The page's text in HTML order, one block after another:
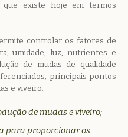
que existe hoje em termos
controlar os fatores de
umidade, luz, nutrientes e
de mudas de qualidade
principais pontos
e viveiro.
de mudas e viveiro;
para proporcionar os